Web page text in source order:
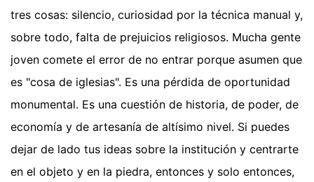
tres cosas: silencio, curiosidad por la técnica manual y,
sobre todo, falta de prejuicios religiosos. Mucha gente
joven comete el error de no entrar porque asumen que
es "cosa de iglesias". Es una pérdida de oportunidad
monumental. Es una cuestión de historia, de poder, de
economía y de artesanía de altísimo nivel. Si puedes
dejar de lado tus ideas sobre la institución y centrarte
en el objeto y en la piedra, entonces y solo entonces,